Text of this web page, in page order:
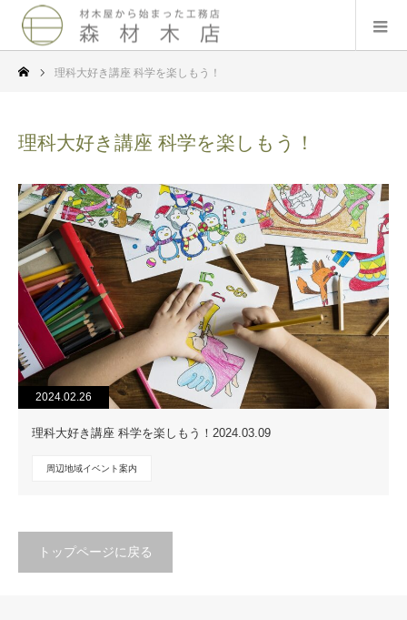
理科大好き講座 科学を楽しもう！
理科大好き講座 科学を楽しもう！
2024.02.26
理科大好き講座 科学を楽しもう！2024.03.09
周辺地域イベント案内
トップページに戻る